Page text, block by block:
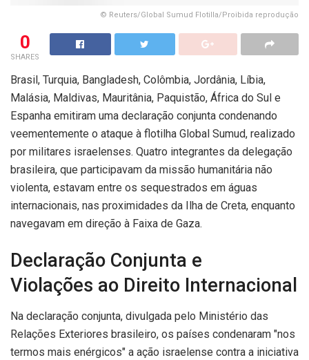
© Reuters/Global Sumud Flotilla/Proibida reprodução
0
SHARES
Brasil, Turquia, Bangladesh, Colômbia, Jordânia, Líbia,
Malásia, Maldivas, Mauritânia, Paquistão, África do Sul e
Espanha emitiram uma declaração conjunta condenando
veementemente o ataque à flotilha Global Sumud, realizado
por militares israelenses. Quatro integrantes da delegação
brasileira, que participavam da missão humanitária não
violenta, estavam entre os sequestrados em águas
internacionais, nas proximidades da Ilha de Creta, enquanto
navegavam em direção à Faixa de Gaza.
Declaração Conjunta e
Violações ao Direito Internacional
Na declaração conjunta, divulgada pelo Ministério das
Relações Exteriores brasileiro, os países condenaram "nos
termos mais enérgicos" a ação israelense contra a iniciativa